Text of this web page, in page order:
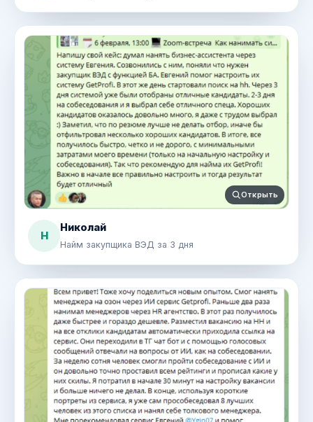
Открыть
Н
Николай
Найм закупщика ВЭД за 3 дня